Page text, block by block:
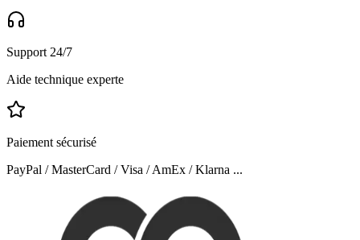
Support 24/7
Aide technique experte
Paiement sécurisé
PayPal / MasterCard / Visa / AmEx / Klarna ...